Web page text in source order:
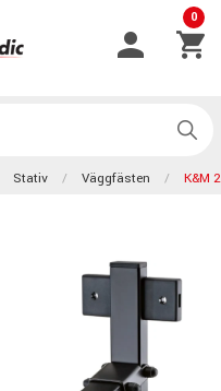
0
Stativ Väggfästen K&M